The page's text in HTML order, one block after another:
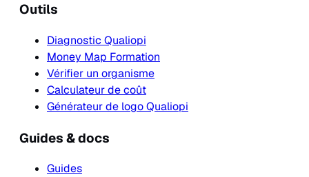
Outils
Diagnostic Qualiopi
Money Map Formation
Vérifier un organisme
Calculateur de coût
Générateur de logo Qualiopi
Guides & docs
Guides